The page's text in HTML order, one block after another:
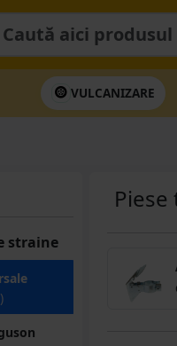
VULCANIZARE
straine